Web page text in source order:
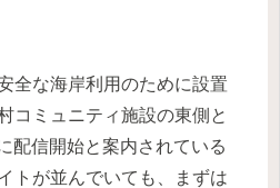
全な海岸利用のために設置
コミュニティ施設の東側と
配信開始と案内されている
トが並んでいても、まずは